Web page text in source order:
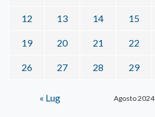
Agosto 2024
12 13 14 15
19 20 21 22
26 27 28 29
« Lug